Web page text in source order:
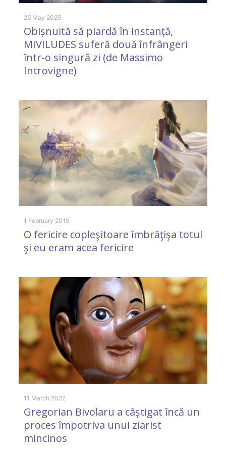
26 May 2025
Obișnuită să piardă în instanță,
MIVILUDES suferă două înfrângeri
într-o singură zi (de Massimo
Introvigne)
1 February 2019
O fericire copleşitoare îmbrăţişa totul
şi eu eram acea fericire
11 March 2022
Gregorian Bivolaru a câștigat încă un
proces împotriva unui ziarist
mincinos